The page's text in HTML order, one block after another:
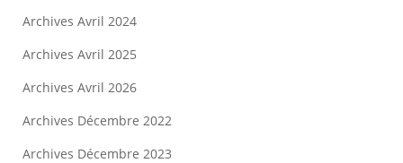
Archives Avril 2024
Archives Avril 2025
Archives Avril 2026
Archives Décembre 2022
Archives Décembre 2023